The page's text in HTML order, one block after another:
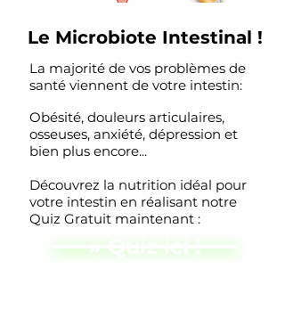
Le Microbiote Intestinal !
La majorité de vos problèmes de
santé viennent de votre intestin:
Obésité, douleurs articulaires,
osseuses, anxiété, dépression et
bien plus encore...
Découvrez la nutrition idéal pour
votre intestin en réalisant notre
Quiz Gratuit maintenant :
» Quiz ici !